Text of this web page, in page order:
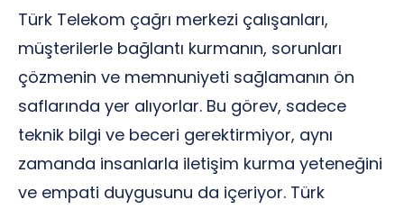
Türk Telekom çağrı merkezi çalışanları,
müşterilerle bağlantı kurmanın, sorunları
çözmenin ve memnuniyeti sağlamanın ön
saflarında yer alıyorlar. Bu görev, sadece
teknik bilgi ve beceri gerektirmiyor, aynı
zamanda insanlarla iletişim kurma yeteneğini
ve empati duygusunu da içeriyor. Türk